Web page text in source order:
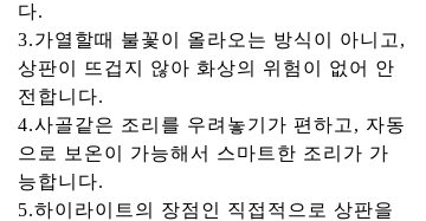
다.
3.가열할때 불꽃이 올라오는 방식이 아니고,
상판이 뜨겁지 않아 화상의 위험이 없어 안
전합니다.
4.사골같은 조리를 우려놓기가 편하고, 자동
으로 보온이 가능해서 스마트한 조리가 가
능합니다.
5.하이라이트의 장점인 직접적으로 상판을